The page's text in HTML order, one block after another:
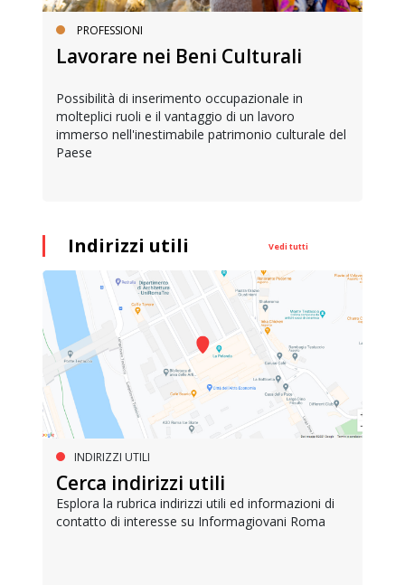
PROFESSIONI
Lavorare nei Beni Culturali
Possibilità di inserimento occupazionale in
molteplici ruoli e il vantaggio di un lavoro
immerso nell'inestimabile patrimonio culturale del
Paese
Indirizzi utili Vedi tutti
INDIRIZZI UTILI
Cerca indirizzi utili
Esplora la rubrica indirizzi utili ed informazioni di
contatto di interesse su Informagiovani Roma